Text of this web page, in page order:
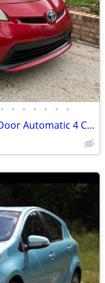
• • • • • • •
2012 Toyota Prius Three Hybrid 4 Door Automatic 4 CYL TITLE IN HAND